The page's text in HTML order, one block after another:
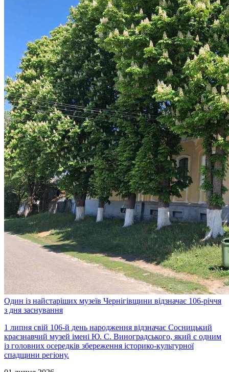
Один із найстаріших музеїв Чернігівщини відзначає 106-річчя
з дня заснування
1 липня свій 106-й день народження відзначає Сосницький
краєзнавчий музей імені Ю. С. Виноградського, який є одним
із головних осередків збереження історико-культурної
спадщини регіону.